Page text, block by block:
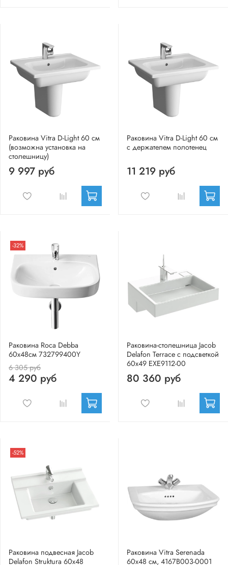
Раковина Vitra D-Light 60 см
(возможна установка на
столешницу)
9 997 руб
Раковина Vitra D-Light 60 см
c держателем полотенец
11 219 руб
-32%
Раковина Roca Debba
60x48см 732799400Y
6 305 руб
4 290 руб
Раковина-столешница Jacob
Delafon Terrace с подсветкой
60x49 EXE9112-00
80 360 руб
-52%
Раковина подвесная Jacob
Delafon Struktura 60x48
Раковина Vitra Serenada
60x48 см, 4167B003-0001